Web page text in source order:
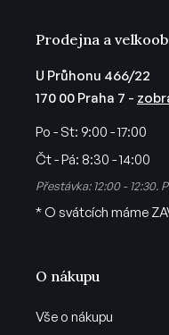
O nákupu
Vše o nákupu
Prodejna a
U Průhonu 466/22
170 00 Praha 7 -
Po - St: 9:00 - 17:00
Čt - Pá: 8:30 - 14:00
Přestávka: 12:00 - 12:30.
* O svátcích máme